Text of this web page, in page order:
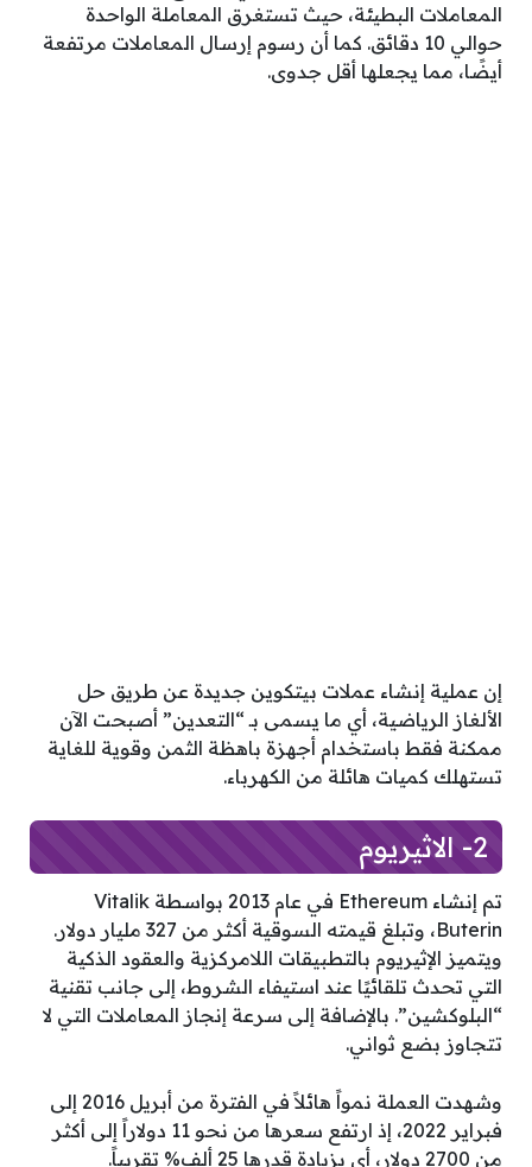
المعاملات البطيئة، حيث تستغرق المعاملة الواحدة
حوالي 10 دقائق. كما أن رسوم إرسال المعاملات مرتفعة
أيضًا، مما يجعلها أقل جدوى.
إن عملية إنشاء عملات بيتكوين جديدة عن طريق حل
الألغاز الرياضية، أي ما يسمى بـ “التعدين” أصبحت الآن
ممكنة فقط باستخدام أجهزة باهظة الثمن وقوية للغاية
تستهلك كميات هائلة من الكهرباء.
2- الاثيريوم
تم إنشاء Ethereum في عام 2013 بواسطة Vitalik
Buterin، وتبلغ قيمته السوقية أكثر من 327 مليار دولار.
ويتميز الإثيريوم بالتطبيقات اللامركزية والعقود الذكية
التي تحدث تلقائيًا عند استيفاء الشروط، إلى جانب تقنية
“البلوكشين”. بالإضافة إلى سرعة إنجاز المعاملات التي لا
تتجاوز بضع ثواني.
وشهدت العملة نمواً هائلاً في الفترة من أبريل 2016 إلى
فبراير 2022، إذ ارتفع سعرها من نحو 11 دولاراً إلى أكثر
من 2700 دولار، أي بزيادة قدرها 25 ألف% تقريباً.